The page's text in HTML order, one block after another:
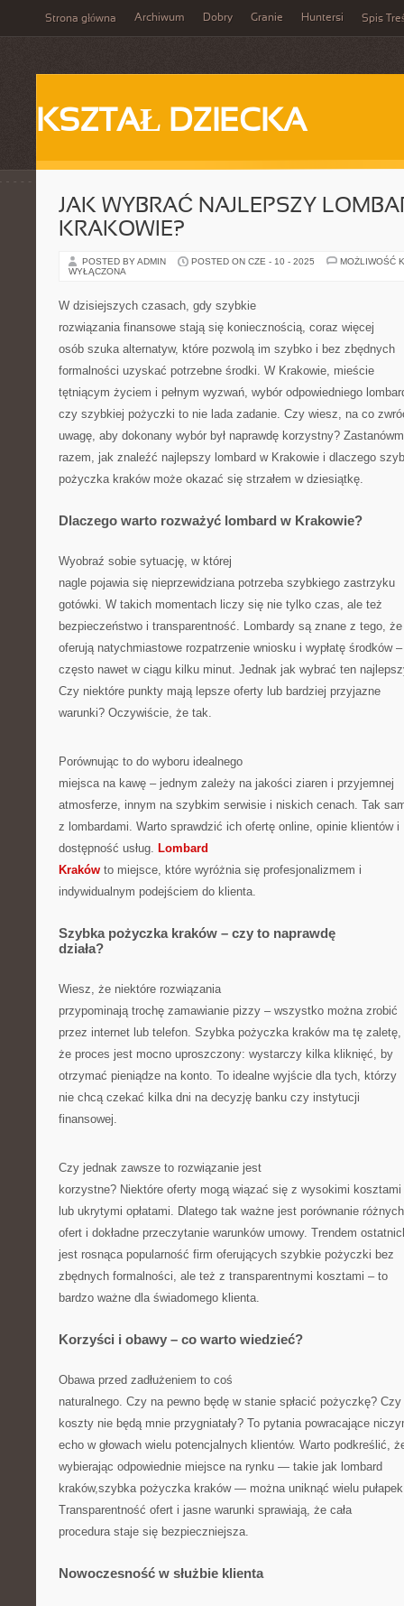
Strona główna Archiwum Dobry Granie Huntersi Spis
KSZTAŁ DZIECKA
JAK WYBRAĆ NAJLEPSZY
KRAKOWIE?
POSTED BY ADMIN POSTED ON CZE - 10 - 2025
MOŻLIWOŚĆ
WYŁĄCZONA
W dzisiejszych czasach, gdy szybkie
rozwiązania finansowe stają się koniecznością, coraz więcej
osób szuka alternatyw, które pozwolą im szybko i bez zbędnych
formalności uzyskać potrzebne środki. W Krakowie, mieście
tętniącym życiem i pełnym wyzwań, wybór odpowiedniego
czy szybkiej pożyczki to nie lada zadanie. Czy wiesz, na co
uwagę, aby dokonany wybór był naprawdę korzystny?
razem, jak znaleźć najlepszy lombard w Krakowie i dlaczego
pożyczka kraków może okazać się strzałem w dziesiątkę.
Dlaczego warto rozważyć lombard w Krakowie?
Wyobraź sobie sytuację, w której
nagle pojawia się nieprzewidziana potrzeba szybkiego zastrzyku
gotówki. W takich momentach liczy się nie tylko czas, ale też
bezpieczeństwo i transparentność. Lombardy są znane z tego, że
oferują natychmiastowe rozpatrzenie wniosku i wypłatę środków –
często nawet w ciągu kilku minut. Jednak jak wybrać ten
Czy niektóre punkty mają lepsze oferty lub bardziej przyjazne
warunki? Oczywiście, że tak.
Porównując to do wyboru idealnego
miejsca na kawę – jednym zależy na jakości ziaren i przyjemnej
atmosferze, innym na szybkim serwisie i niskich cenach. Tak
z lombardami. Warto sprawdzić ich ofertę online, opinie klientów i
dostępność usług. Lombard
Kraków to miejsce, które wyróżnia się profesjonalizmem i
indywidualnym podejściem do klienta.
Szybka pożyczka kraków – czy to naprawdę
działa?
Wiesz, że niektóre rozwiązania
przypominają trochę zamawianie pizzy – wszystko można zrobić
przez internet lub telefon. Szybka pożyczka kraków ma tę zaletę,
że proces jest mocno uproszczony: wystarczy kilka kliknięć, by
otrzymać pieniądze na konto. To idealne wyjście dla tych, którzy
nie chcą czekać kilka dni na decyzję banku czy instytucji
finansowej.
Czy jednak zawsze to rozwiązanie jest
korzystne? Niektóre oferty mogą wiązać się z wysokimi kosztami
lub ukrytymi opłatami. Dlatego tak ważne jest porównanie różnych
ofert i dokładne przeczytanie warunków umowy. Trendem
jest rosnąca popularność firm oferujących szybkie pożyczki bez
zbędnych formalności, ale też z transparentnymi kosztami – to
bardzo ważne dla świadomego klienta.
Korzyści i obawy – co warto wiedzieć?
Obawa przed zadłużeniem to coś
naturalnego. Czy na pewno będę w stanie spłacić pożyczkę? Czy
koszty nie będą mnie przygniatały? To pytania powracające
echo w głowach wielu potencjalnych klientów. Warto podkreślić,
wybierając odpowiednie miejsce na rynku — takie jak lombard
kraków,szybka pożyczka kraków — można uniknąć wielu
Transparentność ofert i jasne warunki sprawiają, że cała
procedura staje się bezpieczniejsza.
Nowoczesność w służbie klienta